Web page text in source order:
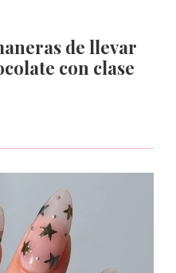
de llevar
con clase